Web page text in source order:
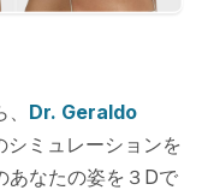
Dr. Geraldo
ミュレーションを
あなたの姿を３Dで